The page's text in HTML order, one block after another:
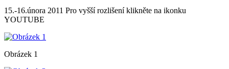
15.-16.února 2011 Pro vyšší rozlišení klikněte na ikonku
YOUTUBE
Obrázek 1